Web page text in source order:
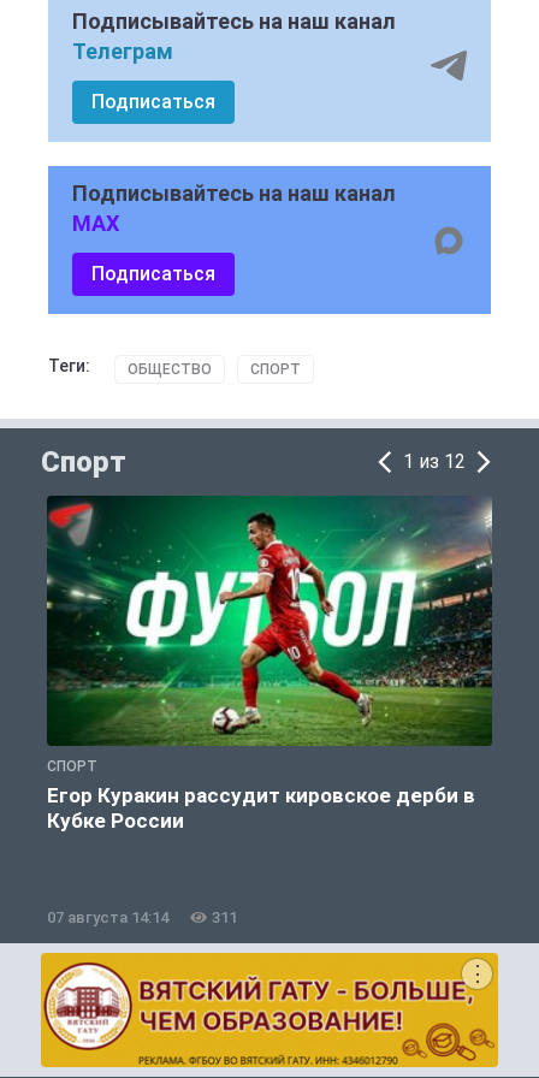
Подписывайтесь на наш канал
Телеграм
Подписаться
Подписывайтесь на наш канал
MAX
Подписаться
Теги: ОБЩЕСТВО СПОРТ
Спорт 1 из 12
СПОРТ
Егор Куракин рассудит кировское дерби в
Кубке России
07 августа 14:14 311